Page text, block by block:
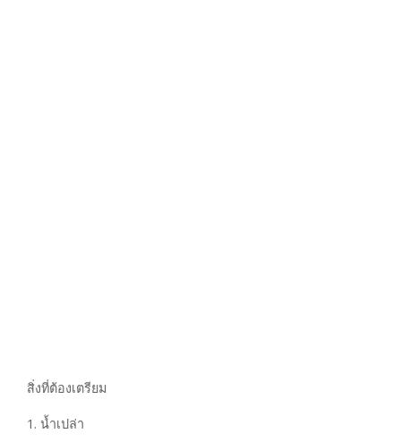
สิ่งที่ต้องเตรียม
1. น้ำเปล่า